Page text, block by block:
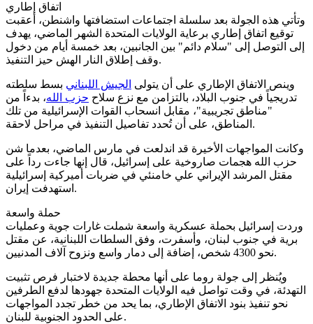
اتفاق إطاري
وتأتي هذه الجولة بعد سلسلة اجتماعات استضافتها واشنطن، أعقبت
توقيع اتفاق إطاري برعاية الولايات المتحدة الشهر الماضي، يهدف
إلى التوصل إلى "سلام دائم" بين الجانبين، بعد خمسة أيام من دخول
وقف إطلاق النار الهش حيز التنفيذ.
وينص الاتفاق الإطاري على أن يتولى الجيش اللبناني بسط سلطته
تدريجياً في جنوب البلاد، بالتزامن مع نزع سلاح حزب الله، بدءاً من
"مناطق تجريبية"، مقابل انسحاب القوات الإسرائيلية من تلك
المناطق، على أن تُحدد تفاصيل التنفيذ في مراحل لاحقة.
وكانت المواجهات الأخيرة قد اندلعت في مارس الماضي، بعدما شن
حزب الله هجمات صاروخية على إسرائيل، قال إنها جاءت رداً على
مقتل المرشد الإيراني علي خامنئي في ضربات أميركية إسرائيلية
استهدفت إيران.
حملة واسعة
وردت إسرائيل بحملة عسكرية واسعة شملت غارات جوية وعمليات
برية في جنوب لبنان، وأسفرت، وفق السلطات اللبنانية، عن مقتل
نحو 4300 شخص، إضافة إلى دمار واسع ونزوح آلاف المدنيين.
ويُنظر إلى جولة روما على أنها محطة جديدة لاختبار فرص تثبيت
التهدئة، في وقت تواصل فيه الولايات المتحدة جهودها لدفع الطرفين
نحو تنفيذ بنود الاتفاق الإطاري، بما يحد من خطر تجدد المواجهات
على الحدود الجنوبية للبنان.